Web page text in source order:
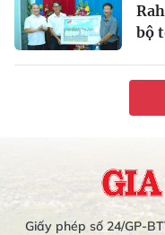
bộ
Giấy phép số 24/GP-